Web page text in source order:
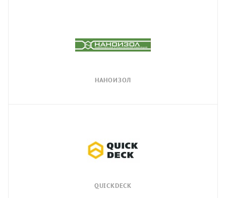
НАНОИЗОЛ
QUICKDECK